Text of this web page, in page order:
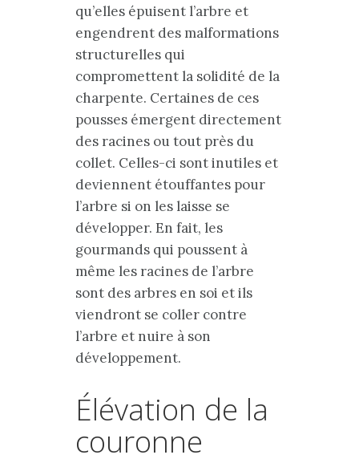
qu’elles épuisent l’arbre et
engendrent des malformations
structurelles qui
compromettent la solidité de la
charpente. Certaines de ces
pousses émergent directement
des racines ou tout près du
collet. Celles-ci sont inutiles et
deviennent étouffantes pour
l’arbre si on les laisse se
développer. En fait, les
gourmands qui poussent à
même les racines de l’arbre
sont des arbres en soi et ils
viendront se coller contre
l’arbre et nuire à son
développement.
Élévation de la
couronne